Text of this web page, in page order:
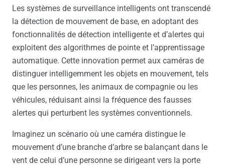
Les systèmes de surveillance intelligents ont transcendé
la détection de mouvement de base, en adoptant des
fonctionnalités de détection intelligente et d’alertes qui
exploitent des algorithmes de pointe et l’apprentissage
automatique. Cette innovation permet aux caméras de
distinguer intelligemment les objets en mouvement, tels
que les personnes, les animaux de compagnie ou les
véhicules, réduisant ainsi la fréquence des fausses
alertes qui perturbent les systèmes conventionnels.
Imaginez un scénario où une caméra distingue le
mouvement d’une branche d’arbre se balançant dans le
vent de celui d’une personne se dirigeant vers la porte